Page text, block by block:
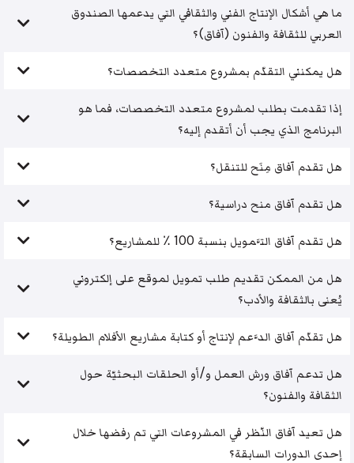
ما هي أشكال الإنتاج الفني والثقافي التي يدعمها الصندوق
العربي للثقافة والفنون (آفاق)؟
هل يمكنني التقدّم بمشروع متعدد التخصصات؟
إذا تقدمت بطلب لمشروع متعدد التخصصات، فما هو
البرنامج الذي يجب أن أتقدم إليه؟
هل تقدم آفاق مِنَح للتنقل؟
هل تقدم آفاق منح دراسية؟
هل تقدم آفاق التَّمويل بنسبة 100 ٪ للمشاريع؟
هل من الممكن تقديم طلب تمويل لموقع على إلكتروني
يُعنى بالثقافة والأدب؟
هل تقدّم آفاق الدَّعم لإنتاج أو كتابة مشاريع الأفلام الطويلة؟
هل تدعم آفاق ورش العمل و/أو الحلقات البحثيّة حول
الثقافة والفنون؟
هل تعيد آفاق النّظر في المشروعات التي تم رفضها خلال
إحدى الدورات السابقة؟